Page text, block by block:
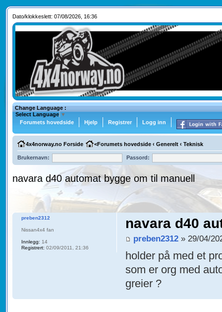
Dato/klokkeslett: 07/08/2026, 16:36
Change Language :
Select Language ▼
Forumets hovedside
Hjelp Registrer Logg inn
4x4norway.no Forside <Forumets hovedside ‹ Generelt ‹ Teknisk
Brukernavn: Passord:
navara d40 automat bygge om til manuell
navara d40
preben2312 » 29/04/
holder på med et
som er org med
greier ?
preben2312
Nissan4x4 fan
Innlegg: 14
Registrert: 02/09/2011, 21:36